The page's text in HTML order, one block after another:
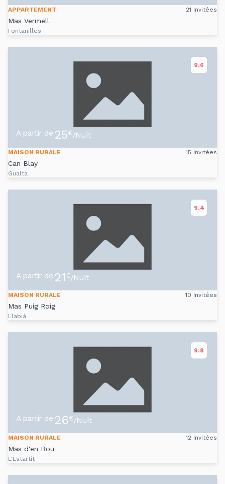
APPARTEMENT 21 Invitées
Mas Vermell
Fontanilles
9.6
A partir de 25€/Nuit
MAISON RURALE 15 Invitées
Can Blay
Gualta
9.4
A partir de 21€/Nuit
MAISON RURALE 10 Invitées
Mas Puig Roig
Llabià
9.8
A partir de 26€/Nuit
MAISON RURALE 12 Invitées
Mas d'en Bou
L'Estartit